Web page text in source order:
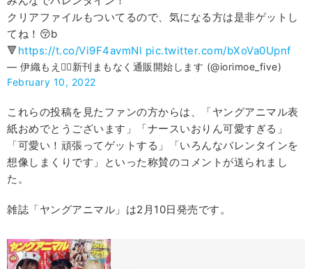
クリアファイルもついてるので、気になる方は是非ゲットし
てね！😚b
🔻https://t.co/Vi9F4avmNl pic.twitter.com/bXoVa0Upnf
— 伊織もえ❤️‍🔥新刊まもなく通販開始します (@iorimoe_five)
February 10, 2022
これらの投稿を見たファンの方からは、「ヤングアニマル表
紙おめでとうございます」「ナースいおりん可愛すぎる」
「可愛い！頑張ってゲットする」「いろんなバレンタインを
想像しまくりです」といった称賛のコメントが送られまし
た。
雑誌「ヤングアニマル」は2月10日発売です。